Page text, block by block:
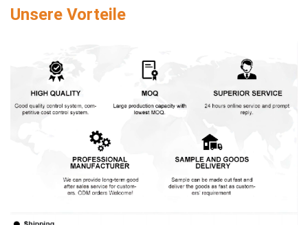
Unsere Vorteile